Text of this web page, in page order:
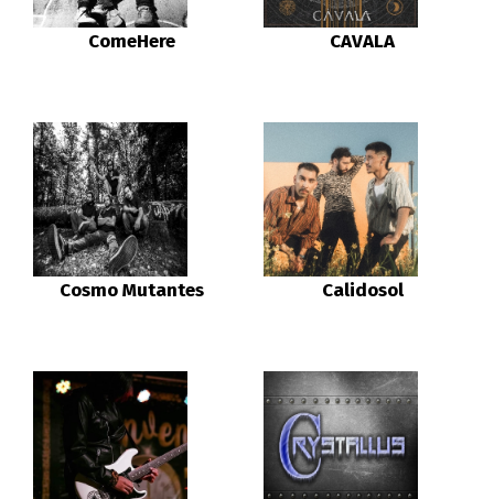
ComeHere CAVALA
Cosmo Mutantes Calidosol